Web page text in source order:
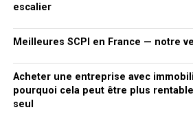
escalier
Meilleures SCPI en France — notre
Acheter une entreprise avec
pourquoi cela peut être plus
seul